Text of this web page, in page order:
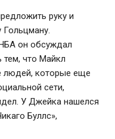
руку и
он обсуждал
тем, что Майкл
людей, которые еще
сети,
У Джейка нашелся
Буллс»,